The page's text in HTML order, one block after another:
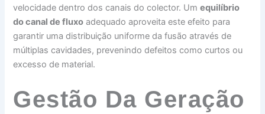
velocidade dentro dos canais do colector. Umequilíbrio
do canal de fluxo adequado aproveita este efeito para
garantir uma distribuição uniforme da fusão através de
múltiplas cavidades, prevenindo defeitos como curtos ou
excesso de material.
Gestão Da Geração